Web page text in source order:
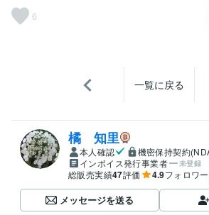
6
一覧に戻る
橘 知里
本人確認
機密保持契約
インボイス発行事業者
未登録
総販売実績47評価 4.9フォロワー
メッセージを送る